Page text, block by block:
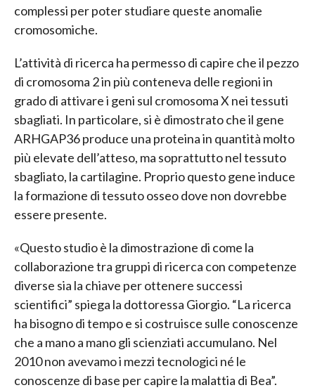
complessi per poter studiare queste anomalie
cromosomiche.
L’attività di ricerca ha permesso di capire che il pezzo
di cromosoma 2 in più conteneva delle regioni in
grado di attivare i geni sul cromosoma X nei tessuti
sbagliati. In particolare, si è dimostrato che il gene
ARHGAP36 produce una proteina in quantità molto
più elevate dell’atteso, ma soprattutto nel tessuto
sbagliato, la cartilagine. Proprio questo gene induce
la formazione di tessuto osseo dove non dovrebbe
essere presente.
«Questo studio è la dimostrazione di come la
collaborazione tra gruppi di ricerca con competenze
diverse sia la chiave per ottenere successi
scientifici” spiega la dottoressa Giorgio. “La ricerca
ha bisogno di tempo e si costruisce sulle conoscenze
che a mano a mano gli scienziati accumulano. Nel
2010 non avevamo i mezzi tecnologici né le
conoscenze di base per capire la malattia di Bea”.